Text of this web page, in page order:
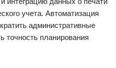
учета. Автоматизация
административные
точность планирования